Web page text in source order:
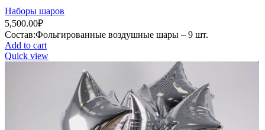
Наборы шаров
5,500.00₽
Состав:Фольгированные воздушные шары – 9 шт.
Add to cart
Quick view